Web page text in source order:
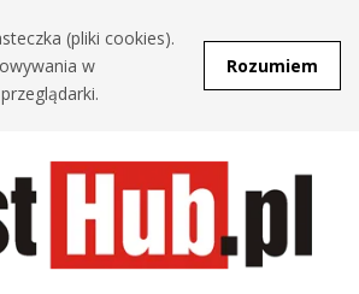
(pliki cookies).
w
Rozumiem